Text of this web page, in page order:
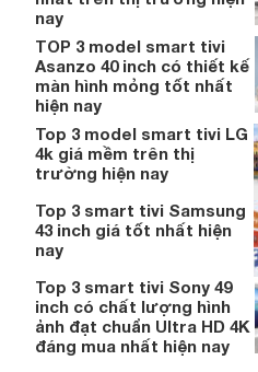
nay
TOP 3 model smart tivi
Asanzo 40 inch có thiết kế
màn hình mỏng tốt nhất
hiện nay
Top 3 model smart tivi LG
4k giá mềm trên thị
trường hiện nay
Top 3 smart tivi Samsung
43 inch giá tốt nhất hiện
nay
Top 3 smart tivi Sony 49
inch có chất lượng hình
ảnh đạt chuẩn Ultra HD 4K
đáng mua nhất hiện nay